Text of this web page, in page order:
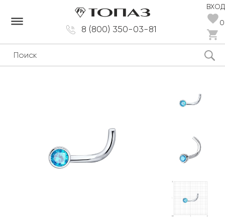
8 (800) 350-03-81
ВХОД
0
dehaze